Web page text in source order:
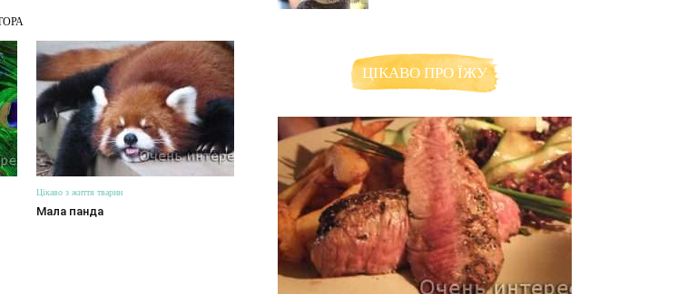
Цікаво з життя тварин
Мала панда
ЦІКАВО ПРО ЇЖУ